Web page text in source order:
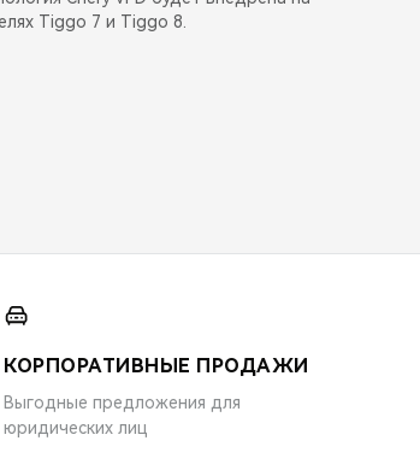
Tiggo 7 и Tiggo 8.
КОРПОРАТИВНЫЕ ПРОДАЖИ
Выгодные предложения для
юридических лиц